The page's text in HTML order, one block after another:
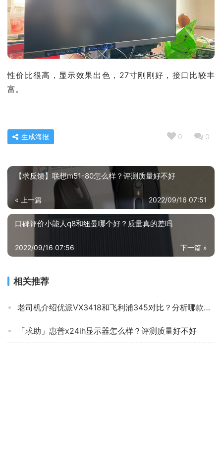
性价比很高，显示效果出色，27寸刚刚好，接口比较丰
富。
0 0
生成海报
【求反馈】联想m51-80怎么样？评测质量好不好
« 上一篇 2022/09/16 07:51
口碑评价小能人q8和纽曼哪个好？质量真的差吗
下一篇 »
2022/09/16 07:56
相关推荐
老司机介绍优派VX3418和飞利浦345对比？分析哪款更适合你
「求助」惠普x24ih显示器怎么样？评测质量好不好